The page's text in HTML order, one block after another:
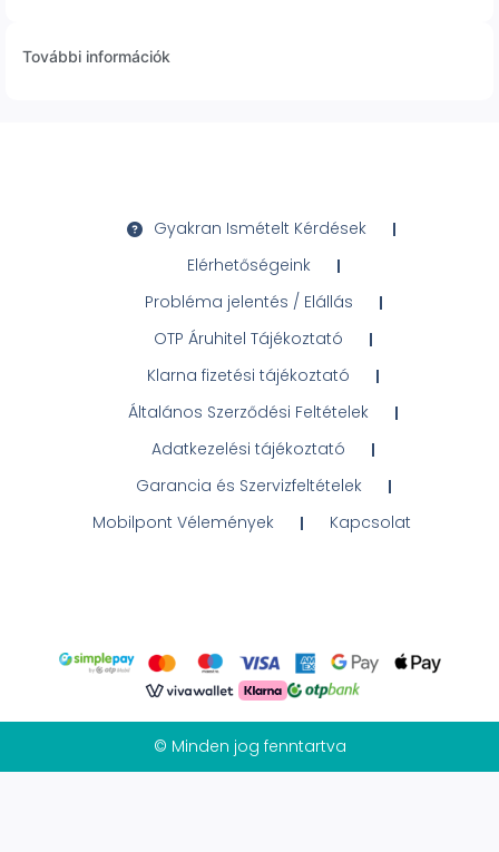
További információk
Gyakran Ismételt Kérdések
Elérhetőségeink
Probléma jelentés / Elállás
OTP Áruhitel Tájékoztató
Klarna fizetési tájékoztató
Általános Szerződési Feltételek
Adatkezelési tájékoztató
Garancia és Szervizfeltételek
Mobilpont Vélemények
Kapcsolat
© Minden jog fenntartva